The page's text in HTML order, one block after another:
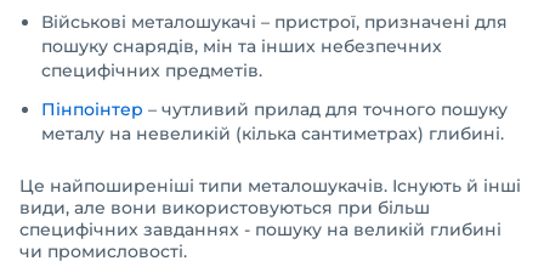
Військові металошукачі – пристрої, призначені для
пошуку снарядів, мін та інших небезпечних
специфічних предметів.
Пінпоінтер – чутливий прилад для точного пошуку
металу на невеликій (кілька сантиметрах) глибині.
Це найпоширеніші типи металошукачів. Існують й інші
види, але вони використовуються при більш
специфічних завданнях - пошуку на великій глибині
чи промисловості.